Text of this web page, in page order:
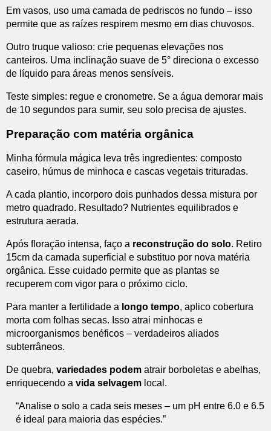
Em vasos, uso uma camada de pedriscos no fundo – isso
permite que as raízes respirem mesmo em dias chuvosos.
Outro truque valioso: crie pequenas elevações nos
canteiros. Uma inclinação suave de 5° direciona o excesso
de líquido para áreas menos sensíveis.
Teste simples: regue e cronometre. Se a água demorar mais
de 10 segundos para sumir, seu solo precisa de ajustes.
Preparação com matéria orgânica
Minha fórmula mágica leva três ingredientes: composto
caseiro, húmus de minhoca e cascas vegetais trituradas.
A cada plantio, incorporo dois punhados dessa mistura por
metro quadrado. Resultado? Nutrientes equilibrados e
estrutura aerada.
Após floração intensa, faço a reconstrução do solo. Retiro
15cm da camada superficial e substituo por nova matéria
orgânica. Esse cuidado permite que as plantas se
recuperem com vigor para o próximo ciclo.
Para manter a fertilidade a longo tempo, aplico cobertura
morta com folhas secas. Isso atrai minhocas e
microorganismos benéficos – verdadeiros aliados
subterrâneos.
De quebra, variedades podem atrair borboletas e abelhas,
enriquecendo a vida selvagem local.
“Analise o solo a cada seis meses – um pH entre 6.0 e 6.5
é ideal para maioria das espécies.”